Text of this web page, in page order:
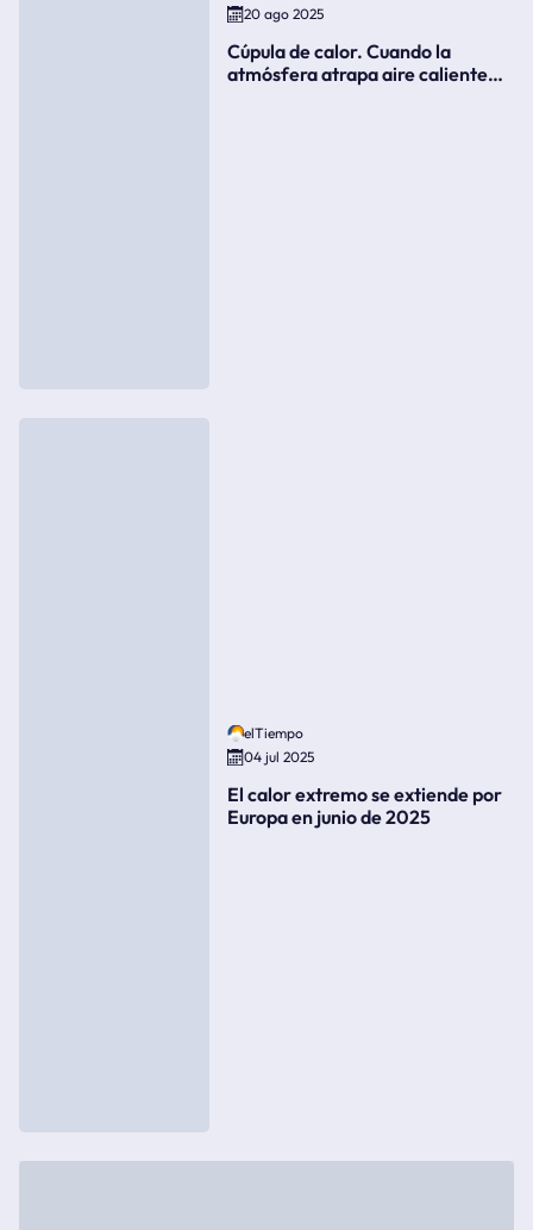
20 ago 2025
Cúpula de calor. Cuando la
atmósfera atrapa aire caliente
elTiempo
04 jul 2025
El calor extremo se extiende por
Europa en junio de 2025